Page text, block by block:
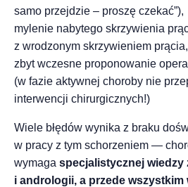
samo przejdzie – proszę czekać”),
mylenie nabytego skrzywienia
z wrodzonym skrzywieniem prącia,
zbyt wczesne proponowanie
(w fazie aktywnej choroby nie
interwencji chirurgicznych!)
Wiele błędów wynika z braku
w pracy z tym schorzeniem —
wymaga specjalistycznej
i andrologii, a przede wszystkim